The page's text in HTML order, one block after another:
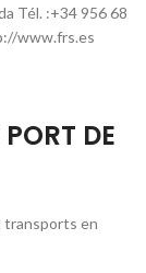
Tél. :+34 956 68
www.frs.es
DE
transports en